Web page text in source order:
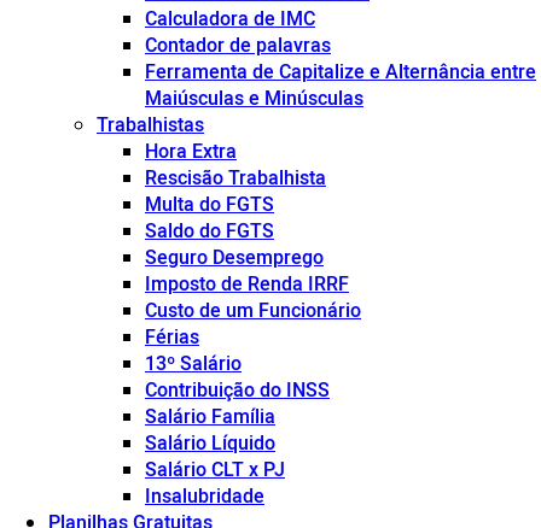
Calculadora de IMC
Contador de palavras
Ferramenta de Capitalize e Alternância entre
Maiúsculas e Minúsculas
Trabalhistas
Hora Extra
Rescisão Trabalhista
Multa do FGTS
Saldo do FGTS
Seguro Desemprego
Imposto de Renda IRRF
Custo de um Funcionário
Férias
13º Salário
Contribuição do INSS
Salário Família
Salário Líquido
Salário CLT x PJ
Insalubridade
Planilhas Gratuitas